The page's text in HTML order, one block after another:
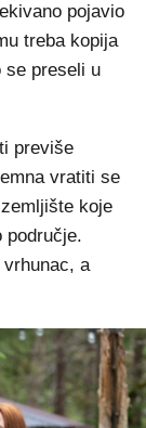
pojavio
treba kopija
se preseli u
previše
vratiti se
koje
područje.
a